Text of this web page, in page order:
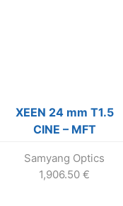
XEEN 24 mm T1.5
CINE – MFT
Samyang Optics
1,906.50 €